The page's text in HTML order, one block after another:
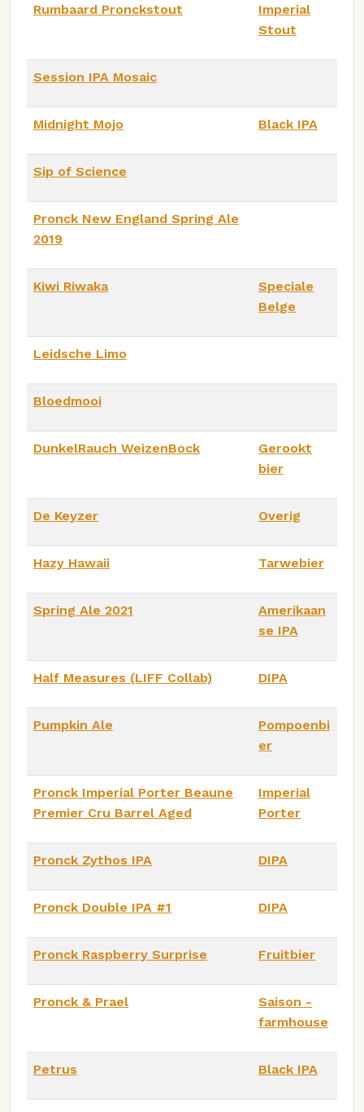
Rumbaard Pronckstout
Imperial
Stout
Session IPA Mosaic
Midnight Mojo Black IPA
Sip of Science
Pronck New England Spring Ale
2019
Kiwi Riwaka
Speciale
Belge
Leidsche Limo
Bloedmooi
DunkelRauch WeizenBock
Gerookt
bier
De Keyzer Overig
Hazy Hawaii Tarwebier
Spring Ale 2021
Amerikaan
se IPA
Half Measures (LIFF Collab) DIPA
Pumpkin Ale
Pompoenbi
er
Pronck Imperial Porter Beaune
Premier Cru Barrel Aged
Imperial
Porter
Pronck Zythos IPA DIPA
Pronck Double IPA #1 DIPA
Pronck Raspberry Surprise Fruitbier
Pronck & Prael
Saison -
farmhouse
Petrus Black IPA